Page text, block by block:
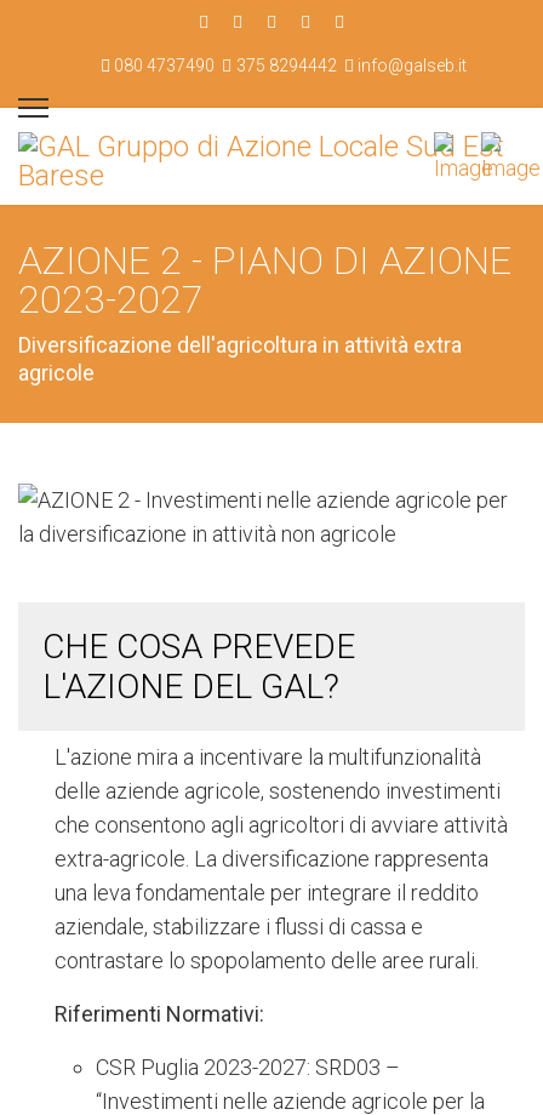
080 4737490 375 8294442 info@galseb.it
AZIONE 2 - PIANO DI AZIONE
2023-2027
Diversificazione dell'agricoltura in attività extra
agricole
CHE COSA PREVEDE
L'AZIONE DEL GAL?
L'azione mira a incentivare la multifunzionalità
delle aziende agricole, sostenendo investimenti
che consentono agli agricoltori di avviare attività
extra-agricole. La diversificazione rappresenta
una leva fondamentale per integrare il reddito
aziendale, stabilizzare i flussi di cassa e
contrastare lo spopolamento delle aree rurali.
Riferimenti Normativi:
CSR Puglia 2023-2027: SRD03 –
“Investimenti nelle aziende agricole per la